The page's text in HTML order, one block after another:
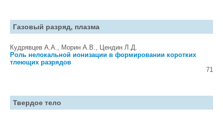
Газовый разряд, плазма
Кудрявцев А.А., Морин А.В., Цендин Л.Д.
Роль нелокальной ионизации в формировании коротких
тлеющих разрядов
71
Твердое тело